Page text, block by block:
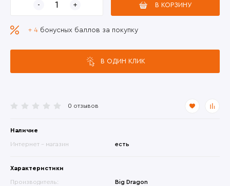
0 отзывов
Наличие
Интернет - магазин есть
Характеристики
Производитель:
Big Dragon
В КОРЗИНУ
+ 4 бонусных баллов за покупку
В ОДИН КЛИК